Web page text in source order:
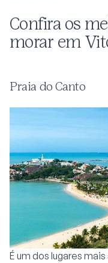
Confira os
morar em
Praia do Canto
É um dos lugares